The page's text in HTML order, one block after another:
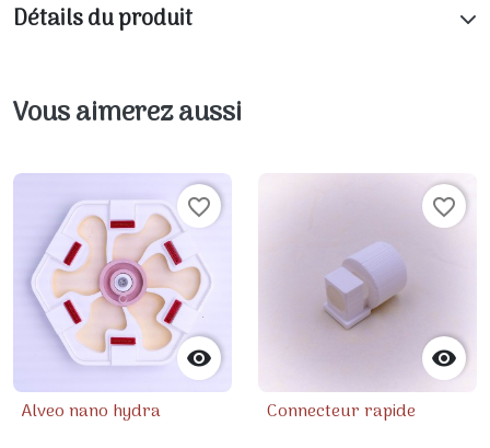
Détails du produit
Vous aimerez aussi

favorite_border
Alveo nano hydra

favorite_border
Connecteur rapide